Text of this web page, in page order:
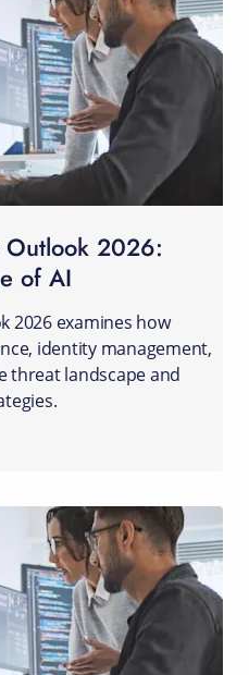
Outlook 2026:
of AI
2026 examines how
identity management,
threat landscape and